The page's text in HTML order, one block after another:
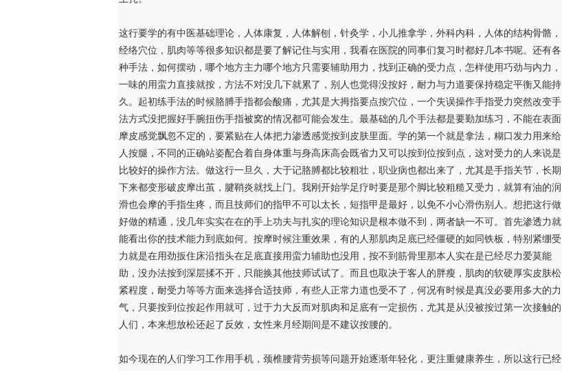
这行要学的有中医基础理论，人体康复，人体解刨，针灸学，小儿推拿学，外科内科，人体的结构骨骼，
经络穴位，肌肉等等很多知识都是要了解记住与实用，我看在医院的同事们复习时都好几本书呢。还有各
种手法，如何摆动，哪个地方主力哪个地方只需要辅助用力，找到正确的受力点，怎样使用巧劲与内力，
一味的用蛮力直接就按，方法不对没几下就累了，别人也觉得没按好，耐力与力道要保持稳定平衡又能持
久。起初练手法的时候胳膊手指都会酸痛，尤其是大拇指要点按穴位，一个失误操作手指受力突然改变手
法方式没把握好手腕扭伤手指被窝的情况都可能会发生。最基础的几个手法都是要勤加练习，不能在表面
摩皮感觉飘忽不定的，要紧贴在人体把力渗透感觉按到皮肤里面。学的第一个就是拿法，糊口发力用来给
人按腿，不同的正确站姿配合着自身体重与身高床高会既省力又可以按到位按到点，这对受力的人来说是
比较好的操作方法。做这行一旦久，大于记胳膊都比较粗壮，职业病也都出来了，尤其是手指关节，长期
下来都变形破皮摩出茧，腱鞘炎就找上门。我刚开始学足疗时要是那个脚比较粗糙又受力，就算有油的润
滑也会摩的手指生疼，而且技师们的指甲不可以太长，短指甲是最好，以免不小心滑伤别人。想把这行做
好做的精通，没几年实实在在的手上功夫与扎实的理论知识是根本做不到，两者缺一不可。首先渗透力就
能看出你的技术能力到底如何。按摩时候注重效果，有的人那肌肉足底已经僵硬的如同铁板，特别紧绷受
力就是在用劲扳住床沿指头在足底直接用蛮力辅助也没用，按不到筋骨里那本人实在是已经尽力爱莫能
助，没办法按到深层揉不开，只能换其他技师试试了。而且也取决于客人的胖瘦，肌肉的软硬厚实皮肤松
紧程度，耐受力等等方面来选择合适技师，有些人正常力道也受不了，何况有时候是真没必要用多大的力
气，只要按到位按起作用就可，过于力大反而对肌肉和足底有一定损伤，尤其是从没被按过第一次接触的
人们，本来想放松还起了反效，女性来月经期间是不建议按腰的。
如今现在的人们学习工作用手机，颈椎腰背劳损等问题开始逐渐年轻化，更注重健康养生，所以这行已经